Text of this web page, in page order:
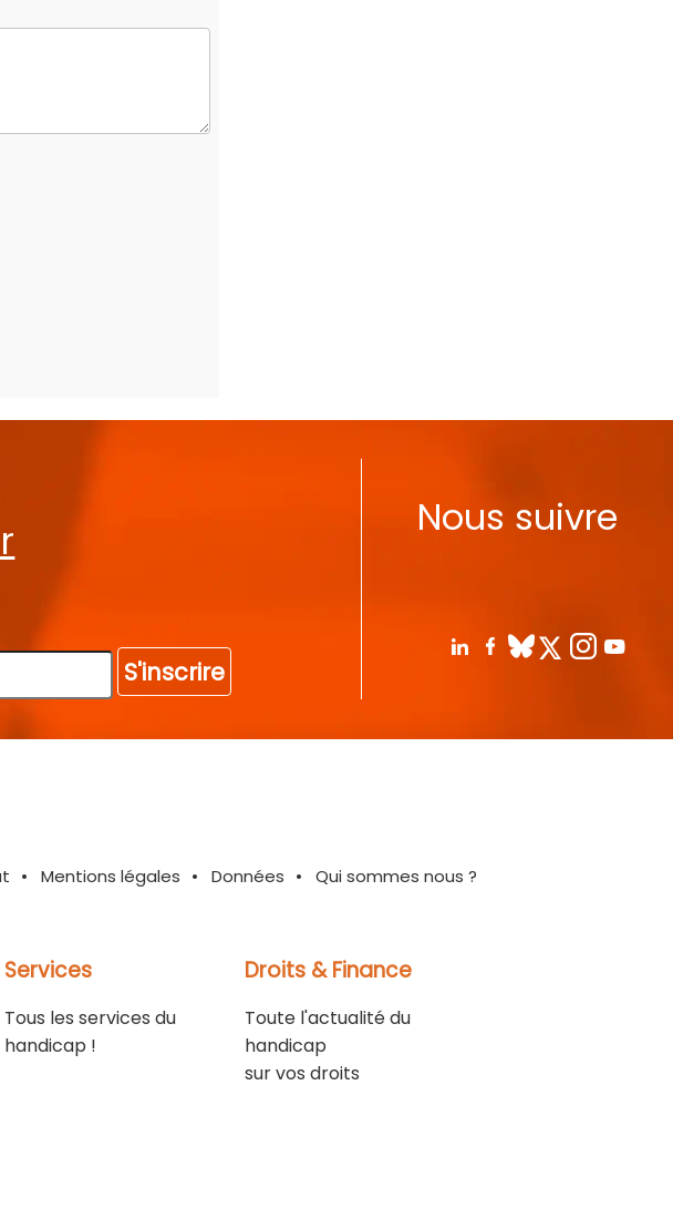
S'inscrire
Nous suivre
Mentions légales Données Qui sommes nous ?
Services
Tous les services du
handicap !
Droits & Finance
Toute l'actualité du
handicap
sur vos droits